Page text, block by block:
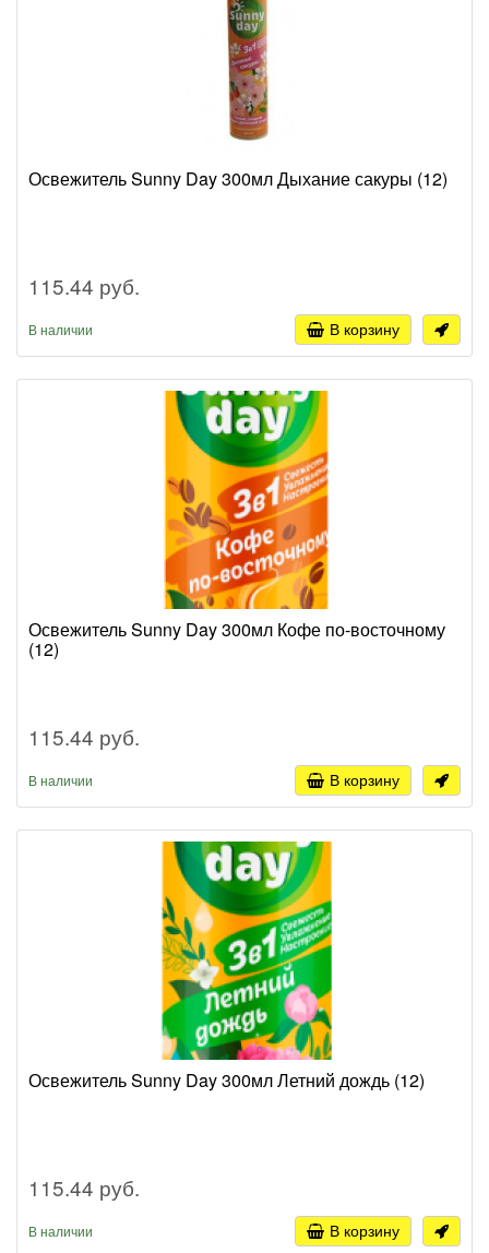
Освежитель Sunny Day 300мл Дыхание сакуры (12)
115.44 руб.
В наличии В корзину
Освежитель Sunny Day 300мл Кофе по-восточному
(12)
115.44 руб.
В наличии В корзину
Освежитель Sunny Day 300мл Летний дождь (12)
115.44 руб.
В наличии В корзину